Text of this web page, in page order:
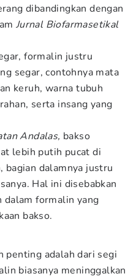
dibandingkan dengan
Jurnal Biofarmasetikal
formalin justru
segar, contohnya mata
keruh, warna tubuh
serta insang yang
Andalas, bakso
lebih putih pucat di
bagian dalamnya justru
Hal ini disebabkan
dalam formalin yang
bakso.
penting adalah dari segi
biasanya meninggalkan